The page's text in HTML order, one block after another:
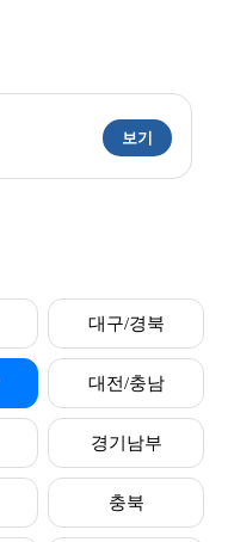
보기
대구/경북
대전/충남
경기남부
충북